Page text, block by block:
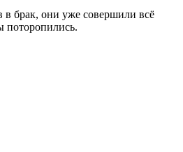
в брак, они уже совершили всё
поторопились.